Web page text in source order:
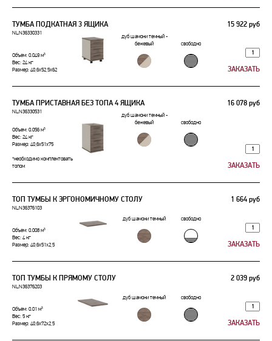
ТУМБА ПОДКАТНАЯ 3 ЯЩИКА 15 922 руб
NLN36330331
дуб шамони темный -
бежевый
свободно
Объем: 0.049 м³
Вес: 24 кг
Размер: 40,6x52,5x62
ТУМБА ПРИСТАВНАЯ БЕЗ ТОПА 4 ЯЩИКА 16 078 руб
NLN36330531
дуб шамони темный -
бежевый
свободно
Объем: 0.056 м³
Вес: 24 кг
Размер: 40,6x51x75
*необходимо комплектовать
топом
ТОП ТУМБЫ К ЭРГОНОМИЧНОМУ СТОЛУ 1 664 руб
NLN36376103
дуб шамони темный
свободно
Объем: 0.008 м³
Вес: 4 кг
Размер: 40,6x51x2,5
ТОП ТУМБЫ К ПРЯМОМУ СТОЛУ 2 039 руб
NLN36376203
дуб шамони темный
свободно
Объем: 0.01 м³
Вес: 5 кг
Размер: 40,6x72x2,5